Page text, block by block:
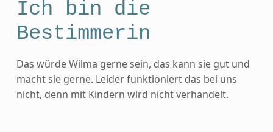
Ich bin die
Bestimmerin
Das würde Wilma gerne sein, das kann sie gut und
macht sie gerne. Leider funktioniert das bei uns
nicht, denn mit Kindern wird nicht verhandelt.